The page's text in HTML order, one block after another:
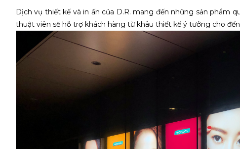
Dịch vụ thiết kế và in ấn của D.R. mang đến những sản phẩm
thuật viên sẽ hỗ trợ khách hàng từ khâu thiết kế ý tưởng cho